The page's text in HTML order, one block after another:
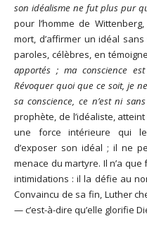
son idéalisme ne fut plus pur
pour l’homme de
mort, d’affirmer un idéal
paroles, célèbres, en
apportés ; ma conscience
Révoquer quoi que ce soit, je
sa conscience, ce n’est ni
prophète, de l’idéaliste,
une force intérieure qui
d’exposer son idéal ; il ne
menace du martyre. Il n’a
intimidations : il la défie au
Convaincu de sa fin, Luther
— c’est-à-dire qu’elle glorifie